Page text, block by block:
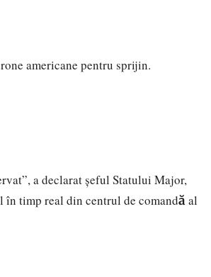
americane pentru sprijin.
a declarat șeful Statului Major,
în timp real din centrul de comandă al